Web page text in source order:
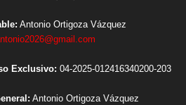
Antonio Ortigoza Vázquez
Exclusivo: 04-2025-012416340200-203
Antonio Ortigoza Vázquez